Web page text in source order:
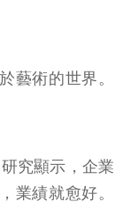
藝術的世界。
究顯示，企業
業績就愈好。